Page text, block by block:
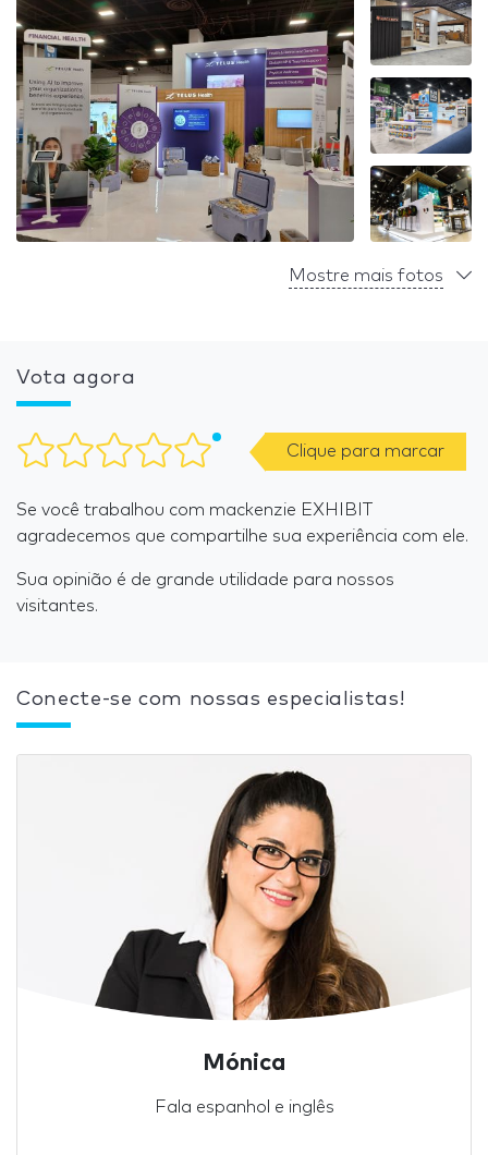
Mostre mais fotos
Vota agora
Clique para marcar
Se você trabalhou com mackenzie EXHIBIT
agradecemos que compartilhe sua experiência com ele.
Sua opinião é de grande utilidade para nossos
visitantes.
Conecte-se com nossas especialistas!
Mónica
Fala espanhol e inglês